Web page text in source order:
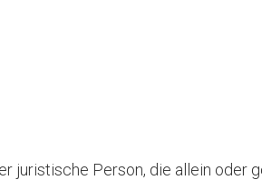
juristische Person, die allein oder